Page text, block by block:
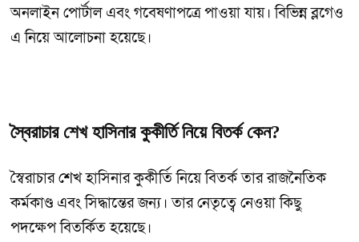
অনলাইন পোর্টাল এবং গবেষণাপত্রে পাওয়া যায়। বিভিন্ন ব্লগেও
এ নিয়ে আলোচনা হয়েছে।
স্বৈরাচার শেখ হাসিনার কুকীর্তি নিয়ে বিতর্ক কেন?
স্বৈরাচার শেখ হাসিনার কুকীর্তি নিয়ে বিতর্ক তার রাজনৈতিক
কর্মকাণ্ড এবং সিদ্ধান্তের জন্য। তার নেতৃত্বে নেওয়া কিছু
পদক্ষেপ বিতর্কিত হয়েছে।